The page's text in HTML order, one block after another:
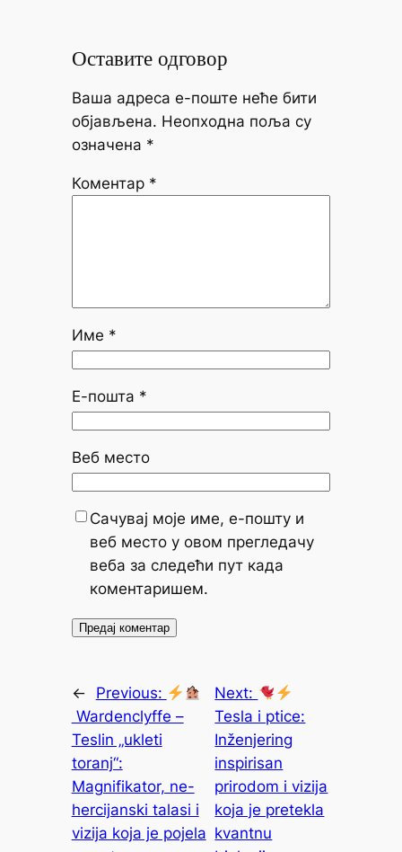
Оставите одговор
Ваша адреса е-поште неће бити
објављена. Неопходна поља су
означена *
Коментар *
Име *
Е-пошта *
Веб место
Сачувај моје име, е-пошту и
веб место у овом прегледачу
веба за следећи пут када
коментаришем.
←
Previous:
Wardenclyffe –
Teslin „ukleti
toranj“:
Magnifikator, ne-
hercijanski talasi i
vizija koja je pojela
Next:
Tesla i ptice:
Inženjering
inspirisan
prirodom i vizija
koja je pretekla
kvantnu